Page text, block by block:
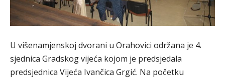
U višenamjenskoj dvorani u Orahovici održana je 4.
sjednica Gradskog vijeća kojom je predsjedala
predsjednica Vijeća Ivančica Grgić. Na početku